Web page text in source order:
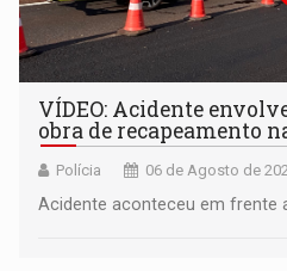
VÍDEO: Acidente
obra de recapeamento
Polícia 06 de Agosto de
Acidente aconteceu em frente